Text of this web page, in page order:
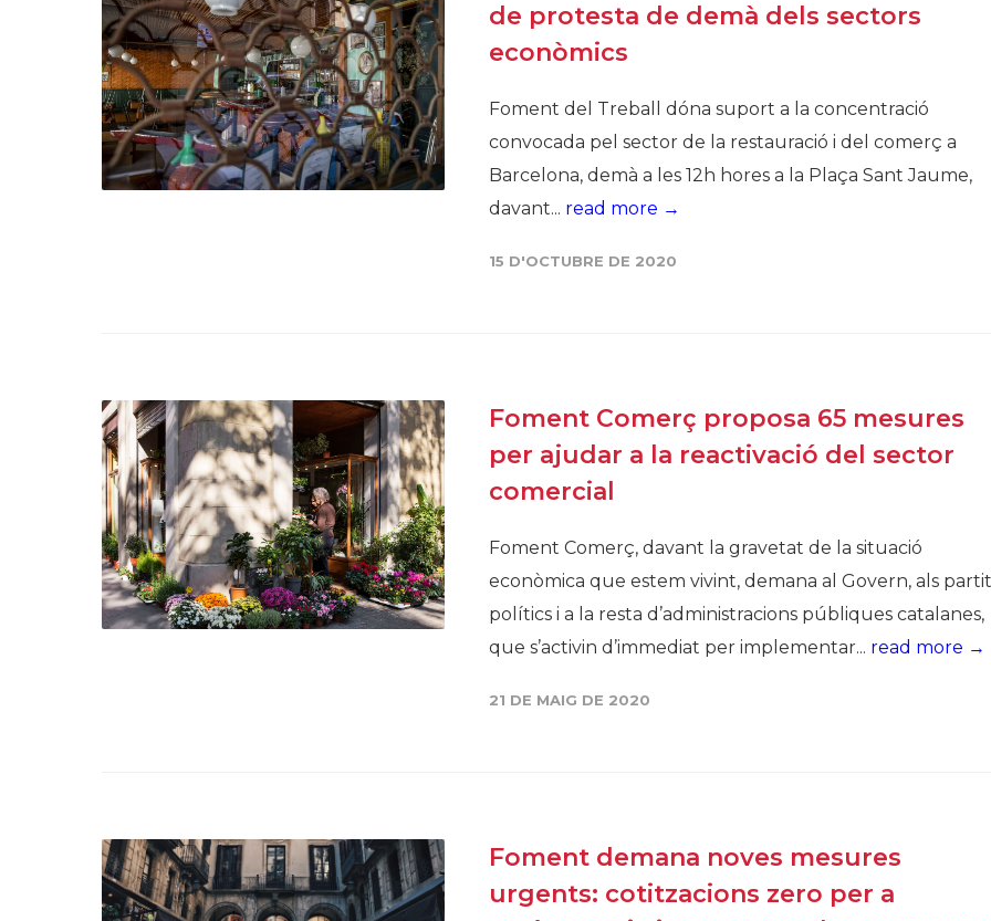
de protesta de demà dels sectors
econòmics
Foment del Treball dóna suport a la concentració
convocada pel sector de la restauració i del comerç a
Barcelona, demà a les 12h hores a la Plaça Sant Jaume,
davant... read more →
15 D'OCTUBRE DE 2020
Foment Comerç proposa 65 mesures
per ajudar a la reactivació del sector
comercial
Foment Comerç, davant la gravetat de la situació
econòmica que estem vivint, demana al Govern, als
polítics i a la resta d’administracions públiques catalanes,
que s’activin d’immediat per implementar... read more →
21 DE MAIG DE 2020
Foment demana noves mesures
urgents: cotitzacions zero per a